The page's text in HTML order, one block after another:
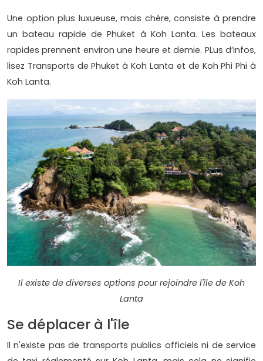
Une option plus luxueuse, mais chère, consiste à prendre
un bateau rapide de Phuket à Koh Lanta. Les bateaux
rapides prennent environ une heure et demie. PLus d’infos,
lisez Transports de Phuket à Koh Lanta et de Koh Phi Phi à
Koh Lanta.
Il existe de diverses options pour rejoindre l'île de Koh
Lanta
Se déplacer à l'île
Il n'existe pas de transports publics officiels ni de service